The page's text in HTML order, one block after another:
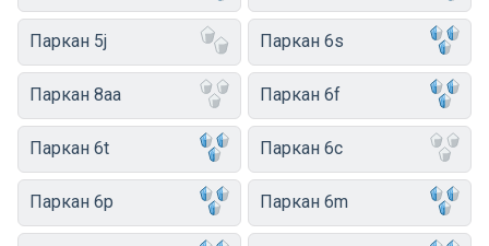
Паркан 5j Паркан 6s
Паркан 8aa Паркан 6f
Паркан 6t Паркан 6c
Паркан 6p Паркан 6m